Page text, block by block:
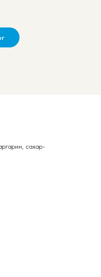
сахар-